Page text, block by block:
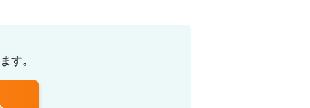
す。